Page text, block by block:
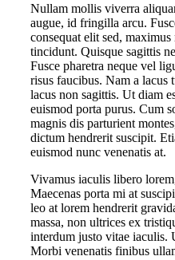
Nullam mollis viverra
augue, id fringilla arcu.
consequat elit sed,
tincidunt. Quisque sagittis
Fusce pharetra neque vel
risus faucibus. Nam a
lacus non sagittis. Ut diam
euismod porta purus. Cum
magnis dis parturient
dictum hendrerit suscipit.
euismod nunc venenatis at.
Vivamus iaculis libero
Maecenas porta mi at
leo at lorem hendrerit
massa, non ultrices ex
interdum justo vitae iaculis.
Morbi venenatis finibus